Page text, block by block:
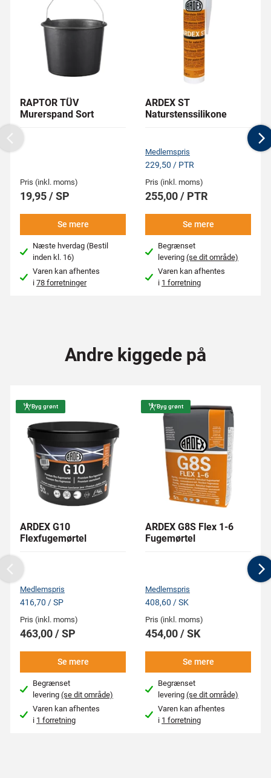
RAPTOR TÜV
Murerspand Sort
Pris (inkl. moms)
19,95 / SP
Se mere
Næste hverdag (Bestil
inden kl. 16)
Varen kan afhentes
i78 forretninger
ARDEX ST
Naturstenssilikone
Medlemspris
229,50 / PTR
Pris (inkl. moms)
255,00 / PTR
Se mere
Begrænset
levering(se dit område)
Varen kan afhentes
i 1 forretning
Previous
Andre kiggede på
Byg grønt
ARDEX G10
Flexfugemørtel
Medlemspris
416,70 / SP
Pris (inkl. moms)
463,00 / SP
Se mere
Begrænset
levering(se dit område)
Varen kan afhentes
i 1 forretning
Byg grønt
ARDEX G8S Flex 1-6
Fugemørtel
Medlemspris
408,60 / SK
Pris (inkl. moms)
454,00 / SK
Se mere
Begrænset
levering(se dit område)
Varen kan afhentes
i 1 forretning
Previous